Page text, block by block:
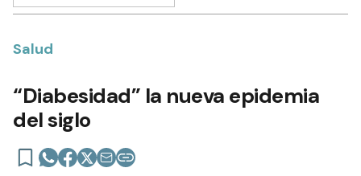
Salud
“Diabesidad” la nueva epidemia
del siglo